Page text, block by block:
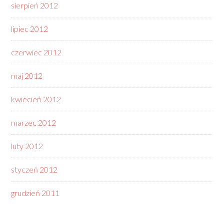
sierpień 2012
lipiec 2012
czerwiec 2012
maj 2012
kwiecień 2012
marzec 2012
luty 2012
styczeń 2012
grudzień 2011